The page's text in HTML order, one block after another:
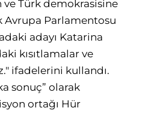
ve Türk demokrasisine
Avrupa Parlamentosu
adayı Katarina
kısıtlamalar ve
ifadelerini kullandı.
sonuç” olarak
ortağı Hür